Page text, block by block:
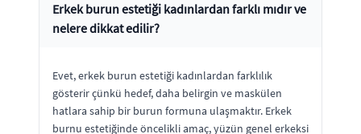
Erkek burun estetiği kadınlardan farklı mıdır ve
nelere dikkat edilir?
Evet, erkek burun estetiği kadınlardan farklılık
gösterir çünkü hedef, daha belirgin ve maskülen
hatlara sahip bir burun formuna ulaşmaktır. Erkek
burnu estetiğinde öncelikli amaç, yüzün genel erkeksi